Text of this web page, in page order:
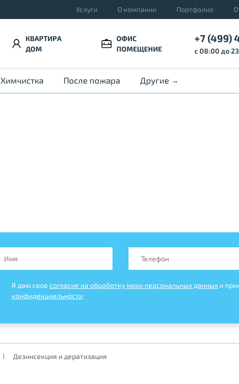
Услуги О компании Портфолио
КВАРТИРА
ДОМ
ОФИС
ПОМЕЩЕНИЕ
+7 (499)
с 08:00 до
Химчистка После пожара Другие
Я даю своесогласие на обработку моих персональных данных и
конфиденциальности
Дезинсекция и дератизация